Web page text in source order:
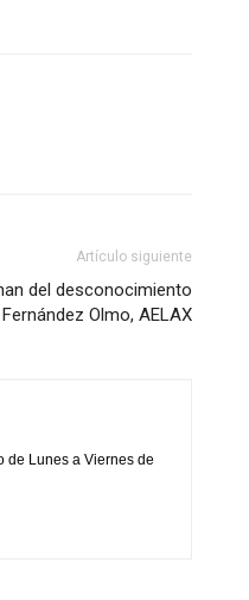
Artículo siguiente
del desconocimiento
Olmo, AELAX
de Lunes a Viernes de